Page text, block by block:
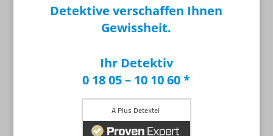
Detektive verschaffen Ihnen
Gewissheit.
Ihr Detektiv
0 18 05 – 10 10 60 *